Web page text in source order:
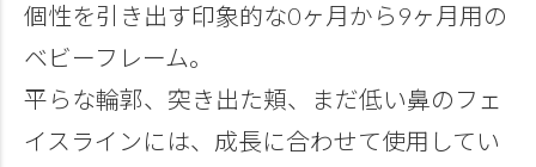
個性を引き出す印象的な0ヶ月から9ヶ月用の
ベビーフレーム。
平らな輪郭、突き出た頬、まだ低い鼻のフェ
イスラインには、成長に合わせて使用してい